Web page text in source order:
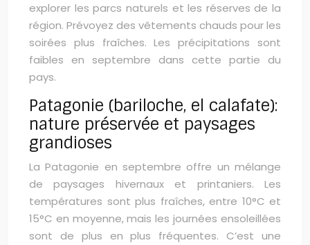
explorer les parcs naturels et les réserves de la
région. Prévoyez des vêtements chauds pour les
soirées plus fraîches. Les précipitations sont
faibles en septembre dans cette partie du
pays.
Patagonie (bariloche, el calafate):
nature préservée et paysages
grandioses
La Patagonie en septembre offre un mélange
de paysages hivernaux et printaniers. Les
températures sont plus fraîches, entre 10°C et
15°C en moyenne, mais les journées ensoleillées
sont de plus en plus fréquentes. C’est une